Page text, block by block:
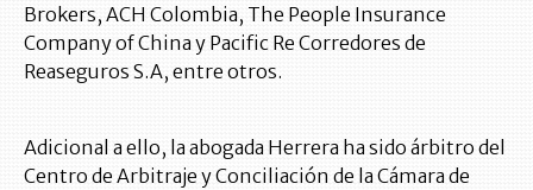
Brokers, ACH Colombia, The People Insurance
Company of China y Pacific Re Corredores de
Reaseguros S.A, entre otros.
Adicional a ello, la abogada Herrera ha sido árbitro del
Centro de Arbitraje y Conciliación de la Cámara de